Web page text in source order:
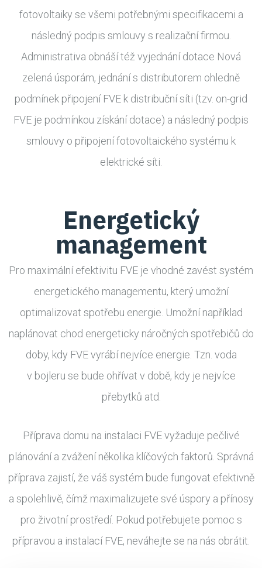
fotovoltaiky se všemi potřebnými specifikacemi a
následný podpis smlouvy s realizační firmou.
Administrativa obnáší též vyjednání dotace Nová
zelená úsporám, jednání s distributorem ohledně
podmínek připojení FVE k distribuční síti (tzv. on-grid
FVE je podmínkou získání dotace) a následný podpis
smlouvy o připojení fotovoltaického systému k
elektrické síti.
Energetický
management
Pro maximální efektivitu FVE je vhodné zavést systém
energetického managementu, který umožní
optimalizovat spotřebu energie. Umožní například
naplánovat chod energeticky náročných spotřebičů do
doby, kdy FVE vyrábí nejvíce energie. Tzn. voda
v bojleru se bude ohřívat v době, kdy je nejvíce
přebytků atd.
Příprava domu na instalaci FVE vyžaduje pečlivé
plánování a zvážení několika klíčových faktorů. Správná
příprava zajistí, že váš systém bude fungovat efektivně
a spolehlivě, čímž maximalizujete své úspory a přínosy
pro životní prostředí. Pokud potřebujete pomoc s
přípravou a instalací FVE, neváhejte se na nás obrátit.